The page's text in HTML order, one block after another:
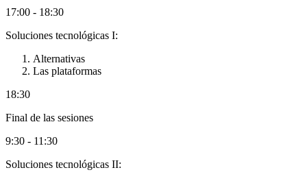
17:00 - 18:30
Soluciones tecnológicas I:
Alternativas
Las plataformas
18:30
Final de las sesiones
9:30 - 11:30
Soluciones tecnológicas II: